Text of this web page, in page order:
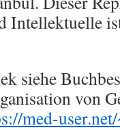
siehe
von
med-